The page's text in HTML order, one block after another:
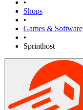
•
Shops
•
Games & Software
•
Sprinthost